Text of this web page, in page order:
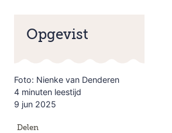
Opgevist
Foto: Nienke van Denderen
4 minuten leestijd
9 jun 2025
Delen